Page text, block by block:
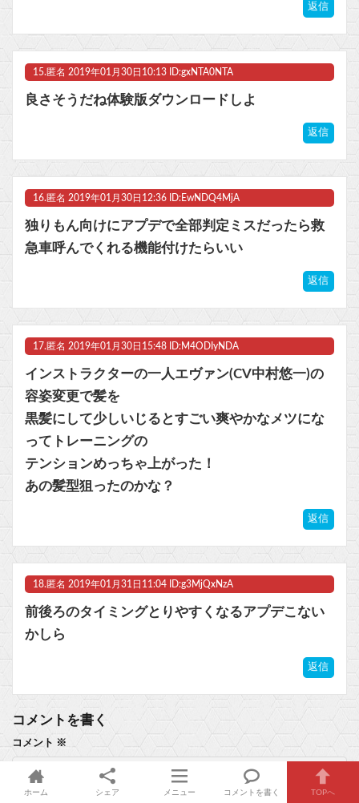
返信
15. 匿名 2019年01月30日10:13 ID:gxNTA0NTA
良さそうだね体験版ダウンロードしよ
返信
16. 匿名 2019年01月30日12:36 ID:EwNDQ4MjA
独りもん向けにアプデで全部判定ミスだったら救
急車呼んでくれる機能付けたらいい
返信
17. 匿名 2019年01月30日15:48 ID:M4ODIyNDA
インストラクターの一人エヴァン(CV中村悠一)の
容姿変更で髪を
黒髪にして少しいじるとすごい爽やかなメツにな
ってトレーニングの
テンションめっちゃ上がった！
あの髪型狙ったのかな？
返信
18. 匿名 2019年01月31日11:04 ID:g3MjQxNzA
前後ろのタイミングとりやすくなるアプデこない
かしら
返信
コメントを書く
コメント ※
ホーム シェア メニュー コメントを書く TOPへ